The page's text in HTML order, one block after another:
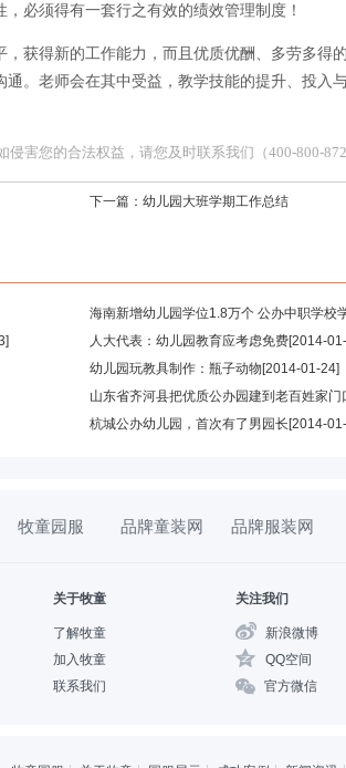
必须得有一套行之有效的绩效管理制度！
获得新的工作能力，而且优质优酬、多劳多得
。老师会在其中受益，教学技能的提升、投入
害您的合法权益，请您及时联系我们（400-800-
下一篇： 幼儿园大班学期工作总结
海南新增幼儿园学位1.8万个 公办中职学校
人大代表：幼儿园教育应考虑免费[2014-
幼儿园玩教具制作：瓶子动物 [2014-01-24]
山东省齐河县把优质公办园建到老百姓家门
杭城公办幼儿园，首次有了男园长 [2014-
牧童园服 品牌童装网 品牌服装网
关于牧童
了解牧童
加入牧童
联系我们
关注我们
新浪微博
QQ空间
官方微信